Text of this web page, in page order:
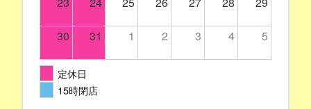
30 31 1 2 3 4 5
定休日
15時閉店